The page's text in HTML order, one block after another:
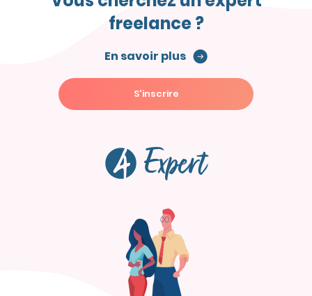
freelance ?
En savoir plus
S'inscrire
Expert